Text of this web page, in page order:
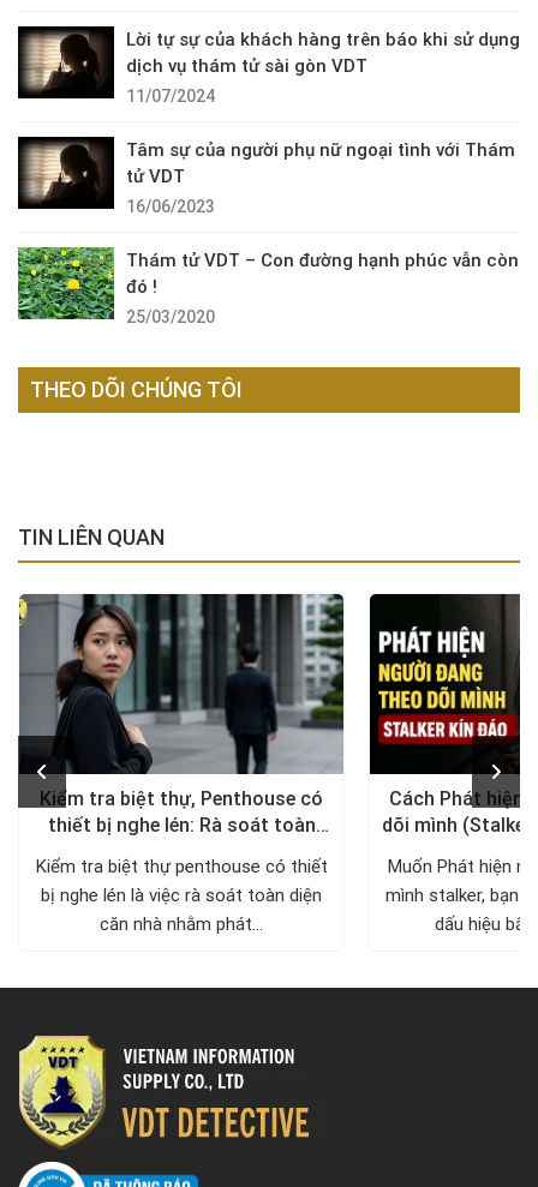
Lời tự sự của khách hàng trên báo khi sử dụng
dịch vụ thám tử sài gòn VDT
11/07/2024
Tâm sự của người phụ nữ ngoại tình với Thám
tử VDT
16/06/2023
Thám tử VDT – Con đường hạnh phúc vẫn còn
đó !
25/03/2020
THEO DÕI CHÚNG TÔI
TIN LIÊN QUAN
Kiểm tra biệt thự, Penthouse có
thiết bị nghe lén: Rà soát toàn
Kiểm tra biệt thự penthouse có thiết
bị nghe lén là việc rà soát toàn diện
căn nhà nhằm phát...
Cách Phát hiện
dõi mình
Muốn Phát hiện
mình stalker, bạn
dấu hiệu bất